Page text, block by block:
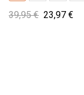
39,95 € 23,97 €